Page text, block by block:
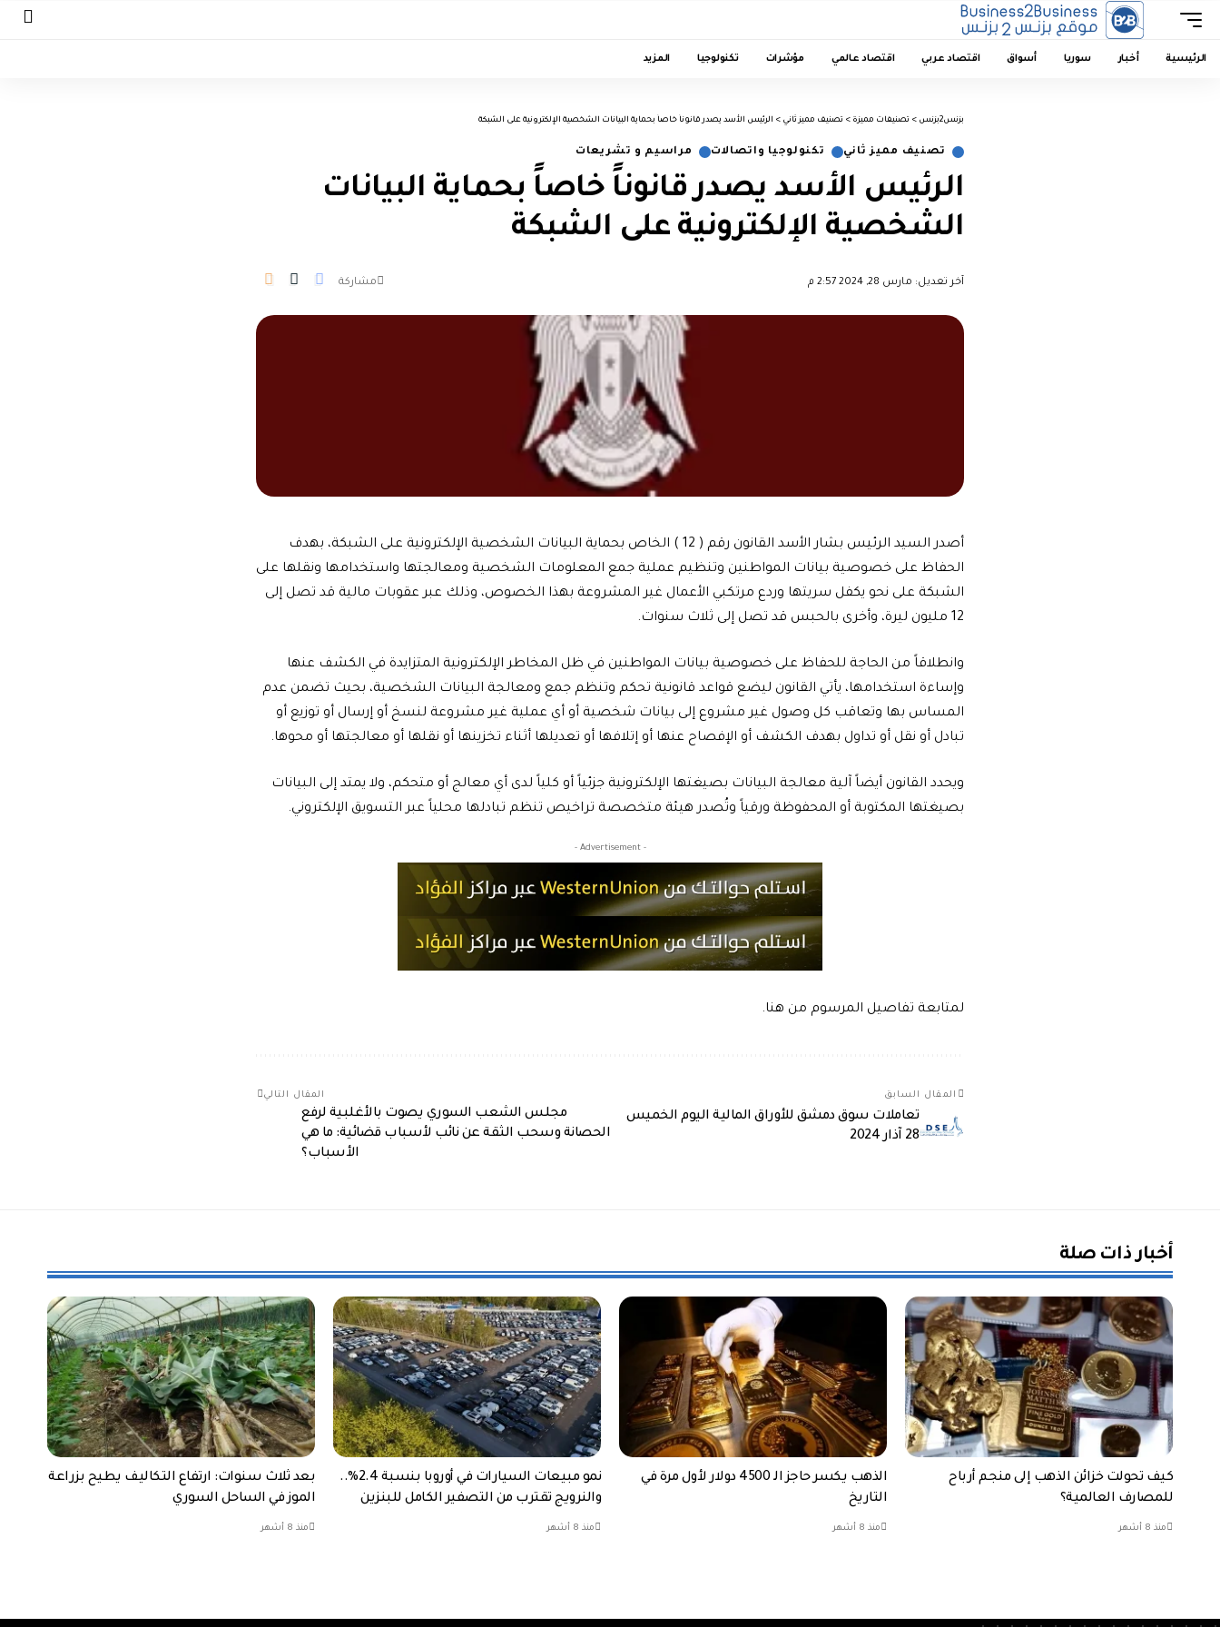
الرئيسية أخبار سوريا أسواق اقتصاد عربي اقتصاد عالمي مؤشرات تكنولوجيا المزيد
بزنس2بزنس > تصنيفات مميزة > تصنيف مميز ثاني > الرئيس الأسد يصدر قانوناً خاصاً بحماية البيانات الشخصية الإلكترونية على الشبكة
تصنيف مميز ثاني تكنولوجيا واتصالات مراسيم و تشريعات
الرئيس الأسد يصدر قانوناً خاصاً بحماية البيانات
الشخصية الإلكترونية على الشبكة
آخر تعديل: مارس 28, 2024 2:57 م مشاركة
أصدر السيد الرئيس بشار الأسد القانون رقم ( 12 ) الخاص بحماية البيانات الشخصية الإلكترونية على الشبكة، بهدف
الحفاظ على خصوصية بيانات المواطنين وتنظيم عملية جمع المعلومات الشخصية ومعالجتها واستخدامها ونقلها على
الشبكة على نحو يكفل سريتها وردع مرتكبي الأعمال غير المشروعة بهذا الخصوص، وذلك عبر عقوبات مالية قد تصل إلى
12 مليون ليرة، وأخرى بالحبس قد تصل إلى ثلاث سنوات.
وانطلاقاً من الحاجة للحفاظ على خصوصية بيانات المواطنين في ظل المخاطر الإلكترونية المتزايدة في الكشف عنها
وإساءة استخدامها، يأتي القانون ليضع قواعد قانونية تحكم وتنظم جمع ومعالجة البيانات الشخصية، بحيث تضمن عدم
المساس بها وتعاقب كل وصول غير مشروع إلى بيانات شخصية أو أي عملية غير مشروعة لنسخ أو إرسال أو توزيع أو
تبادل أو نقل أو تداول بهدف الكشف أو الإفصاح عنها أو إتلافها أو تعديلها أثناء تخزينها أو نقلها أو معالجتها أو محوها.
ويحدد القانون أيضاً آلية معالجة البيانات بصيغتها الإلكترونية جزئياً أو كلياً لدى أي معالج أو متحكم، ولا يمتد إلى البيانات
بصيغتها المكتوبة أو المحفوظة ورقياً وتُصدر هيئة متخصصة تراخيص تنظم تبادلها محلياً عبر التسويق الإلكتروني.
- Advertisement -
لمتابعة تفاصيل المرسوم من هنا.
المقال السابق
تعاملات سوق دمشق للأوراق المالية اليوم الخميس
28 آذار 2024
المقال التالي
مجلس الشعب السوري يصوت بالأغلبية لرفع
الحصانة وسحب الثقة عن نائب لأسباب قضائية: ما هي
الأسباب؟
أخبار ذات صلة
كيف تحولت خزائن الذهب إلى منجم أرباح
للمصارف العالمية؟
منذ 8 أشهر
الذهب يكسر حاجز الـ 4500 دولار لأول مرة في
التاريخ
منذ 8 أشهر
نمو مبيعات السيارات في أوروبا بنسبة 2.4%..
والنرويج تقترب من التصفير الكامل للبنزين
منذ 8 أشهر
بعد ثلاث سنوات: ارتفاع التكاليف يطيح بزراعة
الموز في الساحل السوري
منذ 8 أشهر